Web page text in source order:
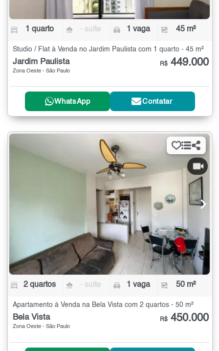
1 quarto - suíte 1 vaga 45 m²
Studio / Flat à Venda no Jardim Paulista com 1 quarto - 45 m²
Jardim Paulista
Zona Oeste - São Paulo
R$ 449.000
WhatsApp Contatar
2 quartos - suíte 1 vaga 50 m²
Apartamento à Venda na Bela Vista com 2 quartos - 50 m²
Bela Vista
Zona Oeste - São Paulo
R$ 450.000